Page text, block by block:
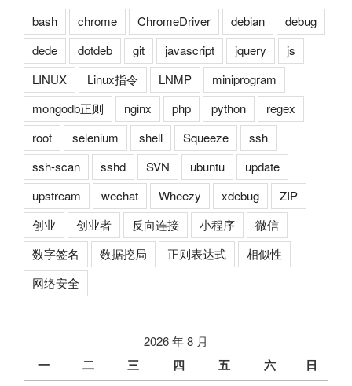
bash chrome ChromeDriver debian
debug
dede
dotdeb git javascript jquery
js
LINUX
Linux指令 LNMP
miniprogram
mongodb正则
nginx php python
regex
root
selenium shell Squeeze
ssh
ssh-scan
sshd SVN ubuntu
update
upstream
wechat Wheezy xdebug
ZIP
创业
创业者 反向连接 小程序
微信
数字签名
数据挖局 正则表达式
相似性
网络安全
2026 年 8 月
一 二 三 四 五 六 日